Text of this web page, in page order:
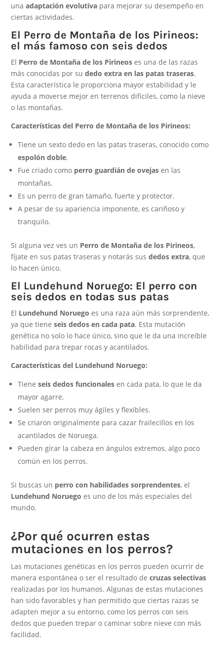
unaadaptación evolutiva para mejorar su desempeño en
ciertas actividades.
El Perro de Montaña de los Pirineos:
el más famoso con seis dedos
El Perro de Montaña de los Pirineos es una de las razas
más conocidas por sudedo extra en las patas traseras.
Esta característica le proporciona mayor estabilidad y le
ayuda a moverse mejor en terrenos difíciles, como la nieve
o las montañas.
Características del Perro de Montaña de los Pirineos:
Tiene un sexto dedo en las patas traseras, conocido como
espolón doble.
Fue criado como perro guardián de ovejas en las
montañas.
Es un perro de gran tamaño, fuerte y protector.
A pesar de su apariencia imponente, es cariñoso y
tranquilo.
Si alguna vez ves un Perro de Montaña de los Pirineos,
fíjate en sus patas traseras y notarás susdedos extra, que
lo hacen único.
El Lundehund Noruego: El perro con
seis dedos en todas sus patas
El Lundehund Noruego es una raza aún más sorprendente,
ya que tieneseis dedos en cada pata. Esta mutación
genética no solo lo hace único, sino que le da una increíble
habilidad para trepar rocas y acantilados.
Características del Lundehund Noruego:
Tieneseis dedos funcionales en cada pata, lo que le da
mayor agarre.
Suelen ser perros muy ágiles y flexibles.
Se criaron originalmente para cazar frailecillos en los
acantilados de Noruega.
Pueden girar la cabeza en ángulos extremos, algo poco
común en los perros.
Si buscas un perro con habilidades sorprendentes, el
Lundehund Noruego es uno de los más especiales del
mundo.
¿Por qué ocurren estas
mutaciones en los perros?
Las mutaciones genéticas en los perros pueden ocurrir de
manera espontánea o ser el resultado decruzas selectivas
realizadas por los humanos. Algunas de estas mutaciones
han sido favorables y han permitido que ciertas razas se
adapten mejor a su entorno, como los perros con seis
dedos que pueden trepar o caminar sobre nieve con más
facilidad.